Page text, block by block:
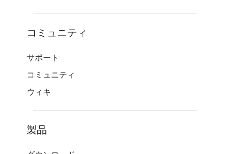
コミュニティ
サポート
コミュニティ
ウィキ
製品